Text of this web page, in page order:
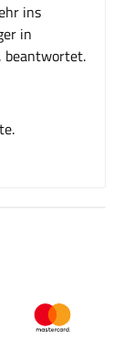
ins
in
beantwortet.